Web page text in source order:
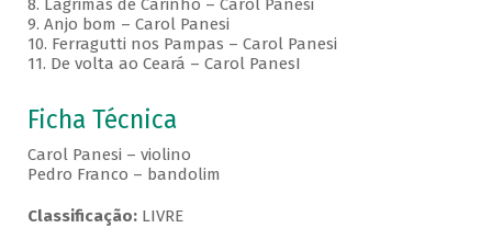
8. Lágrimas de Carinho – Carol Panesi
9. Anjo bom – Carol Panesi
10. Ferragutti nos Pampas – Carol Panesi
11. De volta ao Ceará – Carol PanesI
Ficha Técnica
Carol Panesi – violino
Pedro Franco – bandolim
Classificação: LIVRE